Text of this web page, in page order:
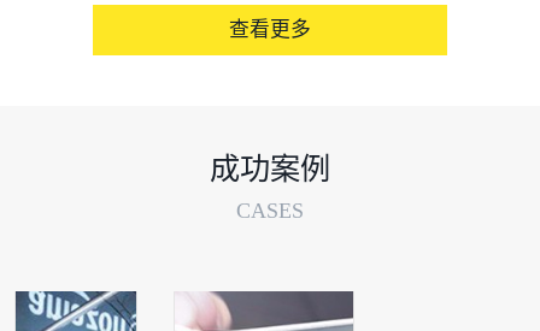
查看更多
成功案例
CASES